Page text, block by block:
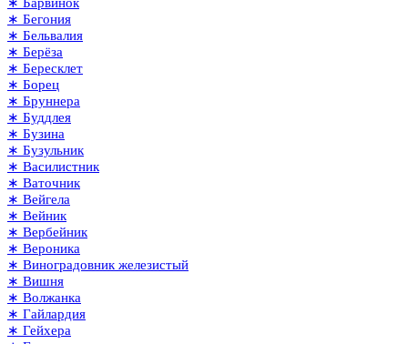
∗ Бегония
∗ Бельвалия
∗ Берёза
∗ Бересклет
∗ Борец
∗ Бруннера
∗ Буддлея
∗ Бузина
∗ Бузульник
∗ Василистник
∗ Ваточник
∗ Вейгела
∗ Вейник
∗ Вербейник
∗ Вероника
∗ Виноградовник железистый
∗ Вишня
∗ Волжанка
∗ Гайлардия
∗ Гейхера